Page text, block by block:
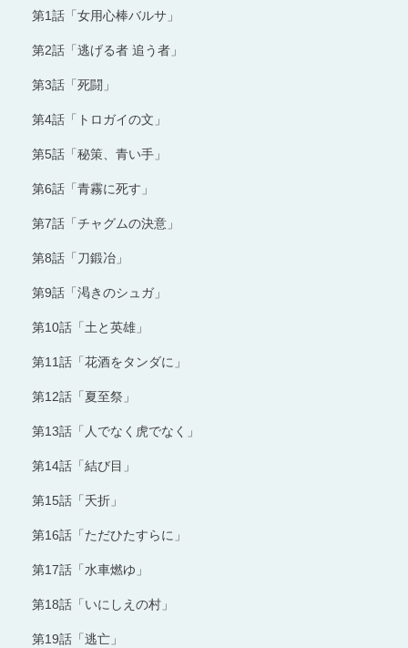
第1話「女用心棒バルサ」
第2話「逃げる者 追う者」
第3話「死闘」
第4話「トロガイの文」
第5話「秘策、青い手」
第6話「青霧に死す」
第7話「チャグムの決意」
第8話「刀鍛冶」
第9話「渇きのシュガ」
第10話「土と英雄」
第11話「花酒をタンダに」
第12話「夏至祭」
第13話「人でなく虎でなく」
第14話「結び目」
第15話「夭折」
第16話「ただひたすらに」
第17話「水車燃ゆ」
第18話「いにしえの村」
第19話「逃亡」